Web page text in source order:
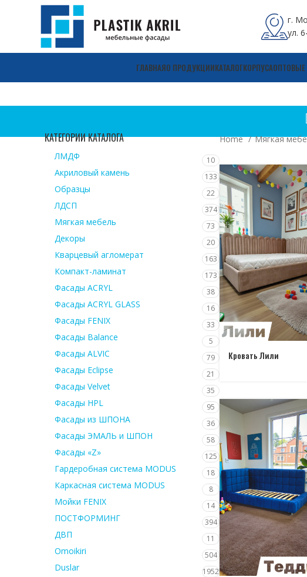
г.
ул.
ГЛАВНАЯО ПРОДУКЦИИКАТАЛОГКОРПУСА
КАТЕГОРИИ КАТАЛОГА
ЛМДФ 10
Акриловый камень 133
Образцы 22
ЛДСП 374
Мягкая мебель 73
Декоры 20
Кварцевый агломерат 163
Компакт-ламинат 173
Фасады ACRYL 38
Фасады ACRYL GLASS 16
Фасады FENIX 33
Фасады Balance 5
Фасады ALVIC 79
Фасады Eclipse 21
Фасады Velvet 35
Фасады HPL 95
Фасады из ШПОНА 36
Фасады ЭМАЛЬ и ШПОН 58
Фасады «Z» 125
Гардеробная система MODUS 18
Каркасная система MODUS 8
Мойки FENIX 14
ПОСТФОРМИНГ 394
ДВП 11
Omoikiri 504
Duslar 1952
Home Мягкая
Кровать Лили